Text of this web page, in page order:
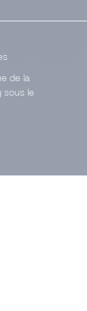
de la
sous le